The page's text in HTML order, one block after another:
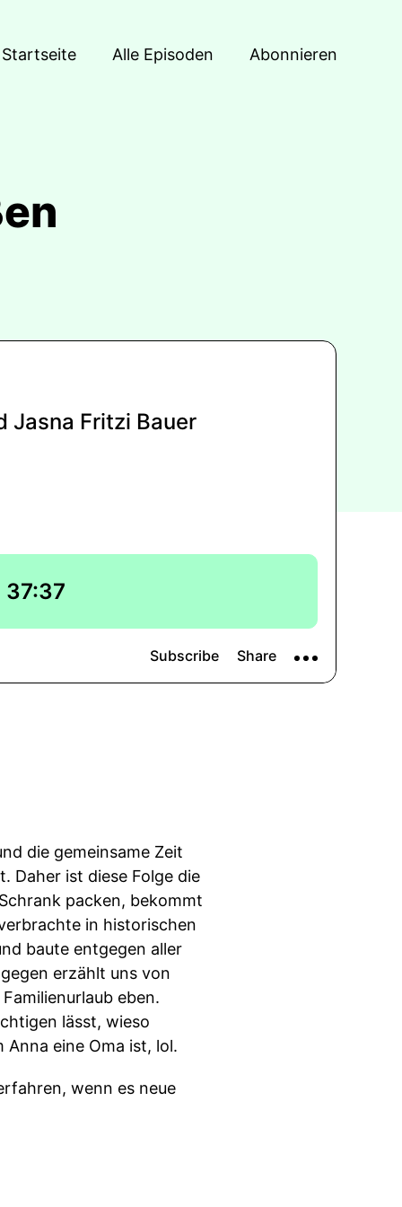
Startseite Alle Episoden Abonnieren
die gemeinsame Zeit
Daher ist diese Folge die
packen, bekommt
in historischen
baute entgegen aller
erzählt uns von
eben.
lässt, wieso
eine Oma ist, lol.
wenn es neue